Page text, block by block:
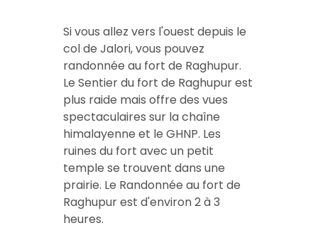
Si vous allez vers l'ouest depuis le
col de Jalori, vous pouvez
randonnée au fort de Raghupur.
Le Sentier du fort de Raghupurest
plus raide mais offre des vues
spectaculaires sur la chaîne
himalayenne et le GHNP. Les
ruines du fort avec un petit
temple se trouvent dans une
prairie. Le Randonnée au fort de
Raghupurest d'environ 2 à 3
heures.